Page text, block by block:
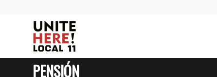
PENSIÓN